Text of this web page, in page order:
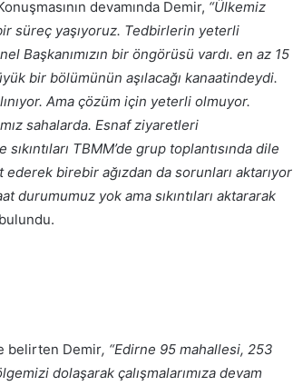
devamında Demir, “Ülkemiz
süreç yaşıyoruz. Tedbirlerin yeterli
Başkanımızın bir öngörüsü vardı. en az 15
bir bölümünün aşılacağı kanaatindeydi.
Ama çözüm için yeterli olmuyor.
sahalarda. Esnaf ziyaretleri
TBMM’de grup toplantısında dile
birebir ağızdan da sorunları aktarıyor
yok ama sıkıntıları aktararak
belirten Demir, “Edirne 95 mahallesi, 253
dolaşarak çalışmalarımıza devam